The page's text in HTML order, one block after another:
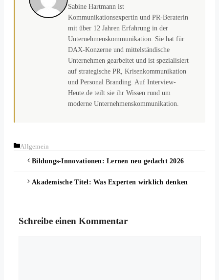
Sabine Hartmann ist
Kommunikationsexpertin und PR-Beraterin
mit über 12 Jahren Erfahrung in der
Unternehmenskommunikation. Sie hat für
DAX-Konzerne und mittelständische
Unternehmen gearbeitet und ist spezialisiert
auf strategische PR, Krisenkommunikation
und Personal Branding. Auf Interview-
Heute.de teilt sie ihr Wissen rund um
moderne Unternehmenskommunikation.
Kategorien
Allgemein
Bildungs-Innovationen: Lernen neu gedacht 2026
Akademische Titel: Was Experten wirklich denken
Schreibe einen Kommentar